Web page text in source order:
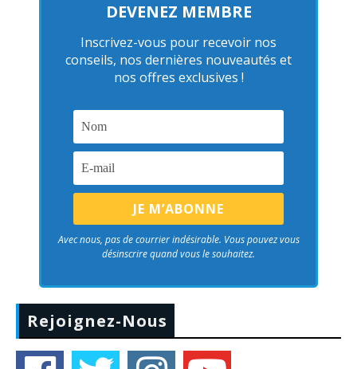
DEVENEZ MEMBRE
Inscrivez-vous pour recevoir nos
conseils, nos dernières nouveautés et
nos offres exclusives !
Avec nous, pas de courrier indésirable. Vous pouvez vous
désinscrire quand vous le souhaitez.
Rejoignez-Nous